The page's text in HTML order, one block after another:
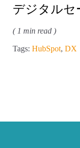
デジタルセ
( 1 min read )
Tags: HubSpot, DX